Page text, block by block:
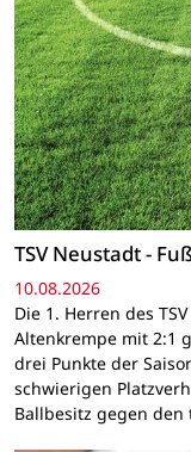
TSV Neustadt -
10.08.2026
Die 1. Herren des
Altenkrempe mit 2:1
drei Punkte der
schwierigen
Ballbesitz gegen